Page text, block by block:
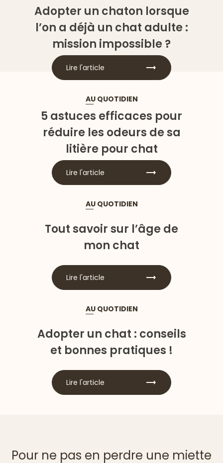
Adopter un chaton lorsque
l’on a déjà un chat adulte :
mission impossible ?
Lire l'article
AU QUOTIDIEN
5 astuces efficaces pour
réduire les odeurs de sa
litière pour chat
Lire l'article
AU QUOTIDIEN
Tout savoir sur l’âge de
mon chat
Lire l'article
AU QUOTIDIEN
Adopter un chat : conseils
et bonnes pratiques !
Lire l'article
Pour ne pas en perdre une miette